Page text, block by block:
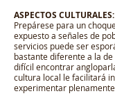
ASPECTOS CULTURALES:
Prepárese para un
expuesto a señales de
servicios puede ser
bastante diferente a la de
difícil encontrar
cultura local le facilitará
experimentar